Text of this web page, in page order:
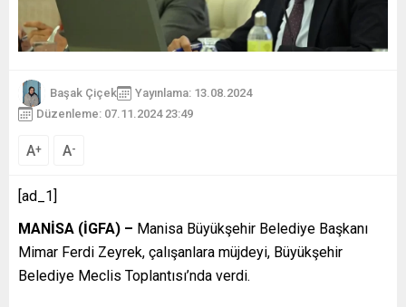
Başak Çiçek
Yayınlama: 13.08.2024
Düzenleme: 07.11.2024 23:49
A+ A-
[ad_1]
MANİSA (İGFA) – Manisa Büyükşehir Belediye Başkanı
Mimar Ferdi Zeyrek, çalışanlara müjdeyi, Büyükşehir
Belediye Meclis Toplantısı’nda verdi.